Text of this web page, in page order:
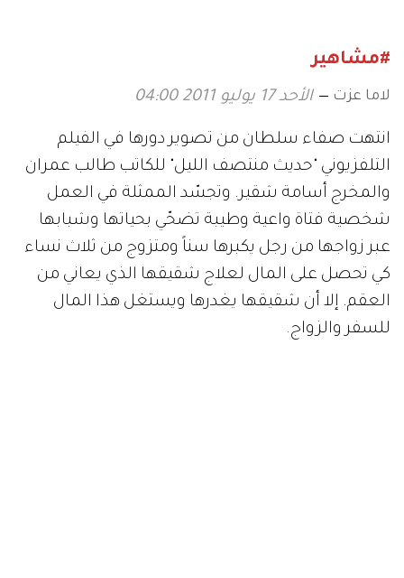
#مشاهير
لاما عزت الأحد 17 يوليو 2011 04:00
انتهت صفاء سلطان من تصوير دورها في الفيلم
التلفزيوني "حديث منتصف الليل" للكاتب طالب عمران
والمخرج أسامة شقير. وتجسّد الممثلة في العمل
شخصية فتاة واعية وطيبة تضحّي بحياتها وشبابها
عبر زواجها من رجل يكبرها سناً ومتزوج من ثلاث نساء
كي تحصل على المال لعلاج شقيقها الذي يعاني من
العقم. إلا أن شقيقها يغدرها ويستغل هذا المال
للسفر والزواج.